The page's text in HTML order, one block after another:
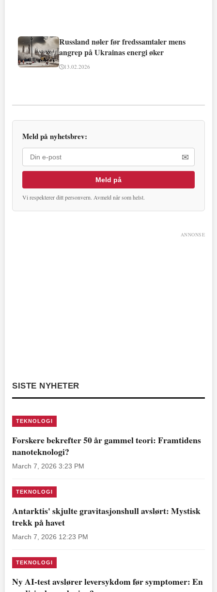
Russland nøler før fredssamtaler mens
angrep på Ukrainas energi øker
13.02.2026
Meld på nyhetsbrev:
✉
Meld på
Vi respekterer ditt personvern. Avmeld når som helst.
ANNONSE
SISTE NYHETER
TEKNOLOGI
Forskere bekrefter 50 år gammel teori: Framtidens
nanoteknologi?
March 7, 2026 3:23 PM
TEKNOLOGI
Antarktis' skjulte gravitasjonshull avslørt: Mystisk
trekk på havet
March 7, 2026 12:23 PM
TEKNOLOGI
Ny AI-test avslører leversykdom før symptomer: En